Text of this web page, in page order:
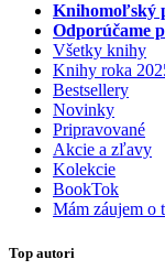
Knihomoľský
Odporúčame
Všetky knihy
Knihy roka
Bestsellery
Novinky
Pripravované
Akcie a zľavy
Kolekcie
BookTok
Mám záujem o
Top autori